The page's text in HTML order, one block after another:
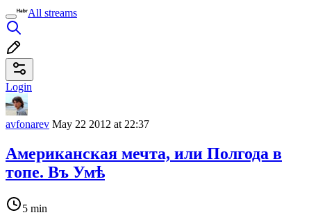
All streams
Login
avfonarev May 22 2012 at 22:37
Американская мечта, или Полгода в
топе. Въ Умѣ
5 min